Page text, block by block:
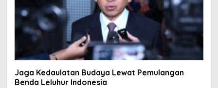
Jaga Kedaulatan Budaya Lewat Pemulangan
Benda Leluhur Indonesia